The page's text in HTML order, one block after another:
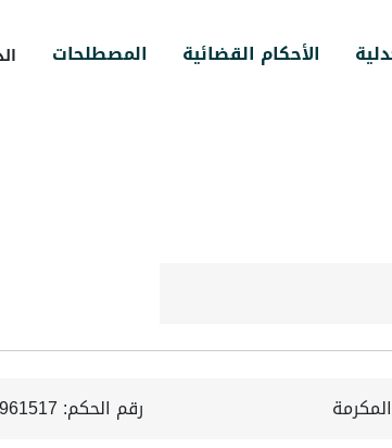
الأحكام القضائية المصطلحات
رقم الحكم: 4430961517